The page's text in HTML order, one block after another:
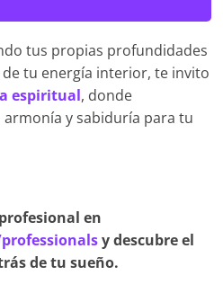
tus propias profundidades
tu energía interior, te invito
espiritual, donde
y sabiduría para tu
en
y descubre el
de tu sueño.